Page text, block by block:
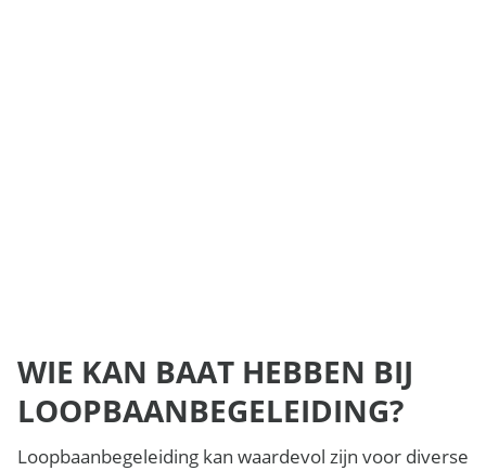
WIE KAN BAAT HEBBEN BIJ
LOOPBAANBEGELEIDING?
Loopbaanbegeleiding kan waardevol zijn voor diverse